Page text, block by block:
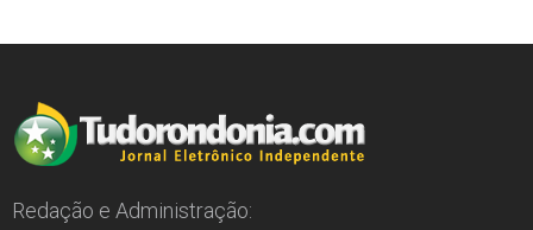
Redação e Administração: